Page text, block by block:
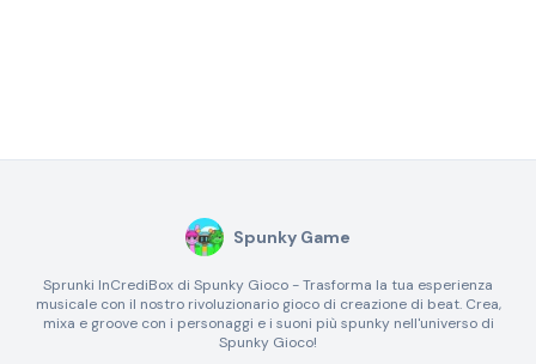
Spunky Game
Sprunki InCrediBox di Spunky Gioco - Trasforma la tua esperienza
musicale con il nostro rivoluzionario gioco di creazione di beat. Crea,
mixa e groove con i personaggi e i suoni più spunky nell'universo di
Spunky Gioco!